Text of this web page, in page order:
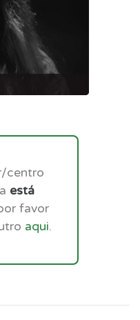
centro
está
favor
aqui.